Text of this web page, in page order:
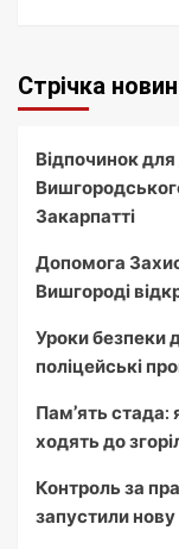
Стрічка новин
Відпочинок для
Закарпатті
Допомога
Вишгороді
Уроки безпеки
поліцейські
Пам’ять стада:
ходять до
Контроль за
запустили нову